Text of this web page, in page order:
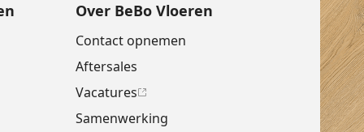
Over BeBo Vloeren
Contact opnemen
Aftersales
Vacatures
Samenwerking